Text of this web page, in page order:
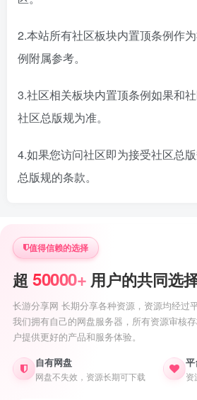
2.本站所有社区板块内置顶条例作
例附属参考。
3.社区相关板块内置顶条例如果和
社区总版规为准。
4.如果您访问社区即为接受社区总
总版规的条款。
值得信赖的选择
超 50000+ 用户的共同选
长游分享网 长期分享各种资源，资源均经过
我们拥有自己的网盘服务器，所有资源审核
户提供更好的产品和服务体验。
自有网盘
网盘不失效，资源长期可下载 资